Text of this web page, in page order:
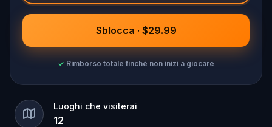
Sblocca · $29.99
✓ Rimborso totale finché non inizi a giocare
Luoghi che visiterai
12